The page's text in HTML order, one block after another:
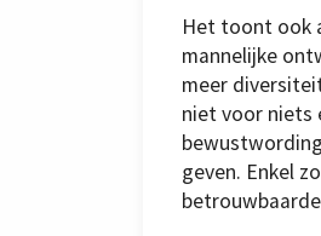
Het toont ook
mannelijke
meer
niet voor niets
geven. Enkel